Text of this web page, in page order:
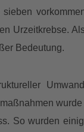
sieben
Urzeitkrebse.
Bedeutung.
So wurden